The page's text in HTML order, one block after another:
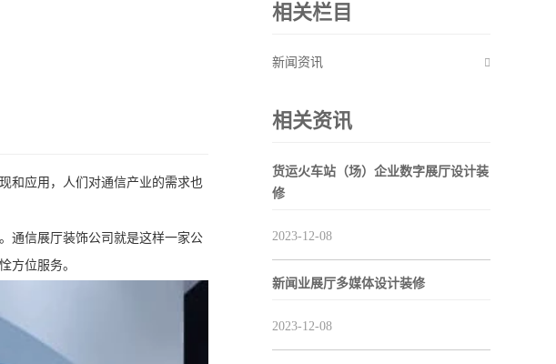
和应用，人们对通信产业的需求也
通信展厅装饰公司就是这样一家公
方位服务。
相关栏目
新闻资讯
相关资讯
货运火车站（场）企业数字展厅设计装
修
2023-12-08
新闻业展厅多媒体设计装修
2023-12-08